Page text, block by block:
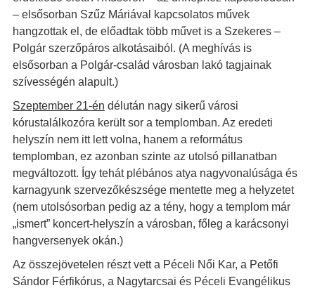
– elsősorban Szűz Máriával kapcsolatos művek
hangzottak el, de előadtak több művet is a Szekeres –
Polgár szerzőpáros alkotásaiból. (A meghívás is
elsősorban a Polgár-család városban lakó tagjainak
szívességén alapult.)
Szeptember 21-én délután nagy sikerű városi
kórustalálkozóra került sor a templomban. Az eredeti
helyszín nem itt lett volna, hanem a református
templomban, ez azonban szinte az utolsó pillanatban
megváltozott. Így tehát plébános atya nagyvonalúsága és
karnagyunk szervezőkészsége mentette meg a helyzetet
(nem utolsósorban pedig az a tény, hogy a templom már
„ismert” koncert-helyszín a városban, főleg a karácsonyi
hangversenyek okán.)
Az összejövetelen részt vett a Péceli Női Kar, a Petőfi
Sándor Férfikórus, a Nagytarcsai és Péceli Evangélikus